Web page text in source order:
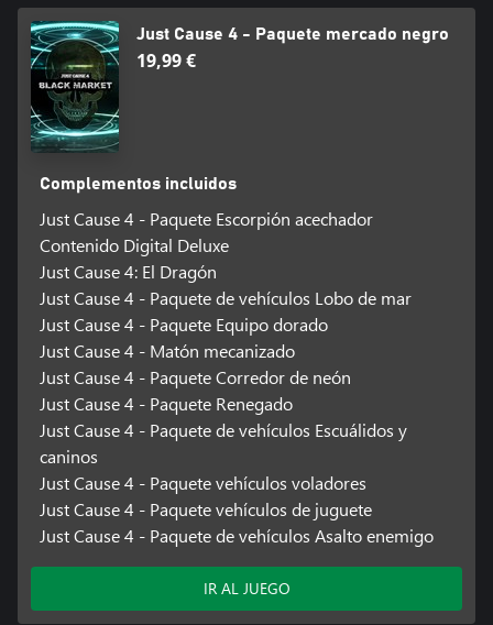
Just Cause 4 - Paquete mercado negro
19,99 €
Complementos incluidos
Just Cause 4 - Paquete Escorpión acechador
Contenido Digital Deluxe
Just Cause 4: El Dragón
Just Cause 4 - Paquete de vehículos Lobo de mar
Just Cause 4 - Paquete Equipo dorado
Just Cause 4 - Matón mecanizado
Just Cause 4 - Paquete Corredor de neón
Just Cause 4 - Paquete Renegado
Just Cause 4 - Paquete de vehículos Escuálidos y
caninos
Just Cause 4 - Paquete vehículos voladores
Just Cause 4 - Paquete vehículos de juguete
Just Cause 4 - Paquete de vehículos Asalto enemigo
IR AL JUEGO